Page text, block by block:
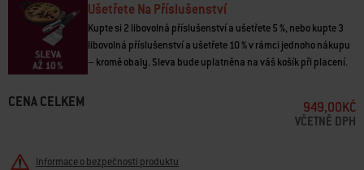
• Mýt pouze ručněUšetřete Na Příslušenství
Kupte si 2 libovolná příslušenství a ušetřete 5 %, nebo kupte 3
libovolná příslušenství a ušetřete 10 % v rámci jednoho nákupu
– kromě obaly. Sleva bude uplatněna na váš košík při placení.
CENA CELKEM 949,00KČ
VČETNĚ DPH
Informace o bezpečnosti produktu